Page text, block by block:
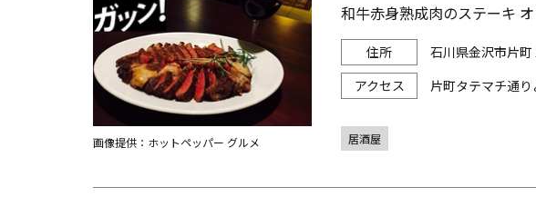
和牛赤身熟成肉のステーキ
石川県金沢市片町
片町タテマチ通り
画像提供：ホットペッパー グルメ 居酒屋